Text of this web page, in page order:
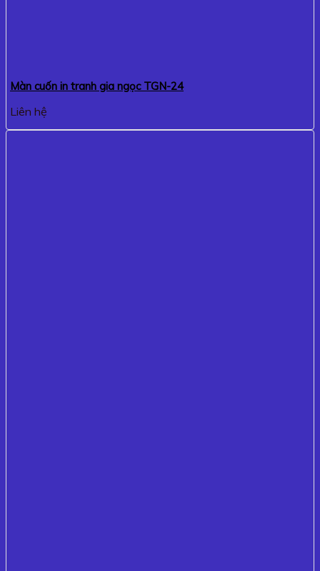
Màn cuốn in tranh gia ngọc TGN-24
Liên hệ